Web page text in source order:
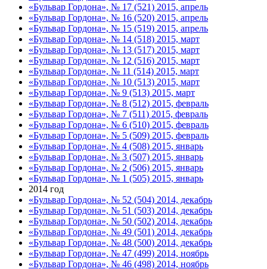
«Бульвар Гордона», № 17 (521) 2015, апрель
«Бульвар Гордона», № 16 (520) 2015, апрель
«Бульвар Гордона», № 15 (519) 2015, апрель
«Бульвар Гордона», № 14 (518) 2015, март
«Бульвар Гордона», № 13 (517) 2015, март
«Бульвар Гордона», № 12 (516) 2015, март
«Бульвар Гордона», № 11 (514) 2015, март
«Бульвар Гордона», № 10 (513) 2015, март
«Бульвар Гордона», № 9 (513) 2015, март
«Бульвар Гордона», № 8 (512) 2015, февраль
«Бульвар Гордона», № 7 (511) 2015, февраль
«Бульвар Гордона», № 6 (510) 2015, февраль
«Бульвар Гордона», № 5 (509) 2015, февраль
«Бульвар Гордона», № 4 (508) 2015, январь
«Бульвар Гордона», № 3 (507) 2015, январь
«Бульвар Гордона», № 2 (506) 2015, январь
«Бульвар Гордона», № 1 (505) 2015, январь
2014 год
«Бульвар Гордона», № 52 (504) 2014, декабрь
«Бульвар Гордона», № 51 (503) 2014, декабрь
«Бульвар Гордона», № 50 (502) 2014, декабрь
«Бульвар Гордона», № 49 (501) 2014, декабрь
«Бульвар Гордона», № 48 (500) 2014, декабрь
«Бульвар Гордона», № 47 (499) 2014, ноябрь
«Бульвар Гордона», № 46 (498) 2014, ноябрь